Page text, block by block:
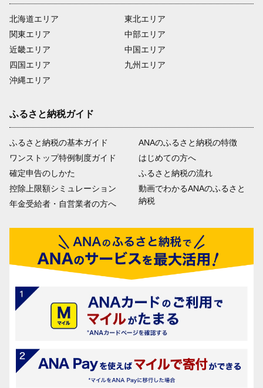
北海道エリア
関東エリア
近畿エリア
四国エリア
沖縄エリア
東北エリア
中部エリア
中国エリア
九州エリア
ふるさと納税ガイド
ふるさと納税の基本ガイド
ワンストップ特例制度ガイド
確定申告のしかた
控除上限額シミュレーション
年金受給者・自営業者の方へ
ANAのふるさと納税の特徴
はじめての方へ
ふるさと納税の流れ
動画でわかるANAのふるさと
納税